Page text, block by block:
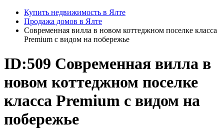
Купить недвижимость в Ялте
Продажа домов в Ялте
Современная вилла в новом коттеджном поселке класса
Premium с видом на побережье
ID:509 Современная вилла в
новом коттеджном поселке
класса Premium с видом на
побережье